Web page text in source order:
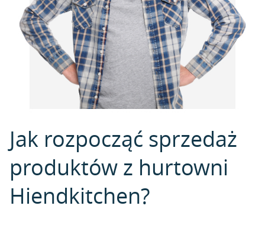
Jak rozpocząć sprzedaż
produktów z hurtowni
Hiendkitchen?